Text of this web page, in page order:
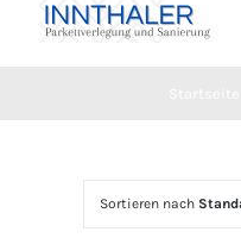
Sortieren nach